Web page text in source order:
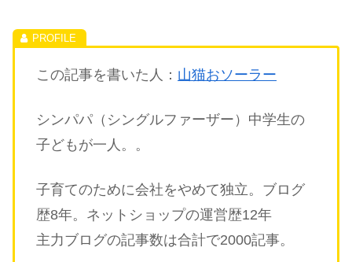
この記事を書いた人： 山猫おソーラー
シンパパ（シングルファーザー）中学生の
子どもが一人。。
子育てのために会社をやめて独立。ブログ
歴8年。ネットショップの運営歴12年
主力ブログの記事数は合計で2000記事。